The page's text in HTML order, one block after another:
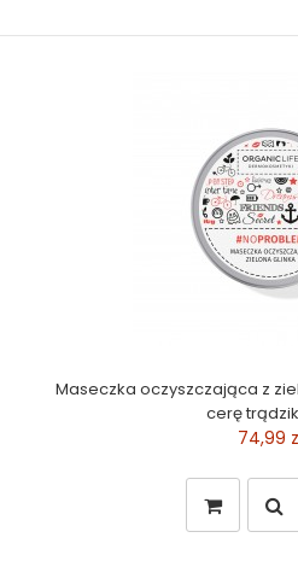
Maseczka oczyszczająca z
cerę
74,99